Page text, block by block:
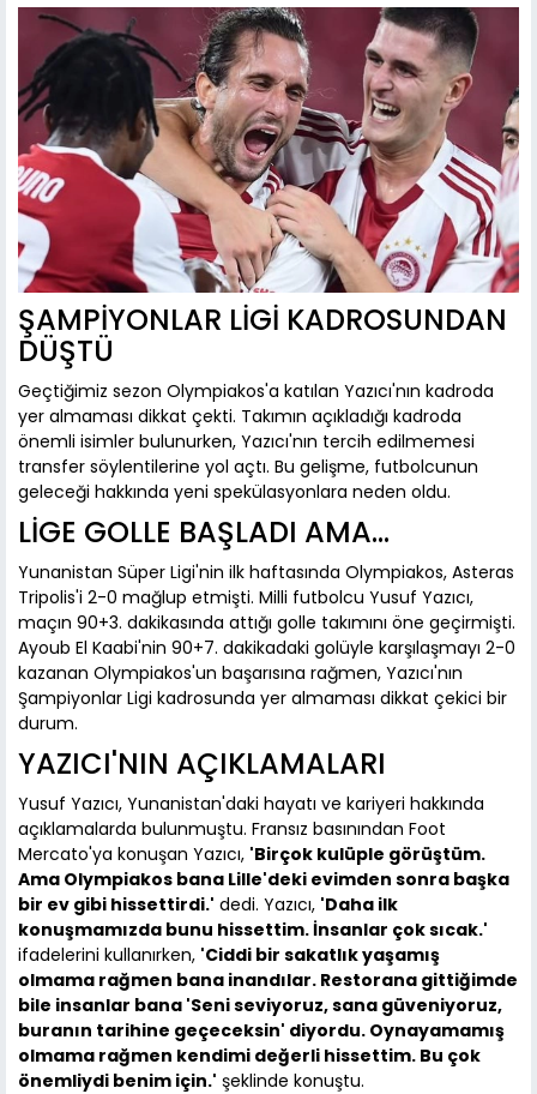
ŞAMPİYONLAR LİGİ KADROSUNDAN
DÜŞTÜ
Geçtiğimiz sezon Olympiakos'a katılan Yazıcı'nın kadroda
yer almaması dikkat çekti. Takımın açıkladığı kadroda
önemli isimler bulunurken, Yazıcı'nın tercih edilmemesi
transfer söylentilerine yol açtı. Bu gelişme, futbolcunun
geleceği hakkında yeni spekülasyonlara neden oldu.
LİGE GOLLE BAŞLADI AMA...
Yunanistan Süper Ligi'nin ilk haftasında Olympiakos, Asteras
Tripolis'i 2-0 mağlup etmişti. Milli futbolcu Yusuf Yazıcı,
maçın 90+3. dakikasında attığı golle takımını öne geçirmişti.
Ayoub El Kaabi'nin 90+7. dakikadaki golüyle karşılaşmayı 2-0
kazanan Olympiakos'un başarısına rağmen, Yazıcı'nın
Şampiyonlar Ligi kadrosunda yer almaması dikkat çekici bir
durum.
YAZICI'NIN AÇIKLAMALARI
Yusuf Yazıcı, Yunanistan'daki hayatı ve kariyeri hakkında
açıklamalarda bulunmuştu. Fransız basınından Foot
Mercato'ya konuşan Yazıcı, 'Birçok kulüple görüştüm.
Ama Olympiakos bana Lille'deki evimden sonra başka
bir ev gibi hissettirdi.' dedi. Yazıcı, 'Daha ilk
konuşmamızda bunu hissettim. İnsanlar çok sıcak.'
ifadelerini kullanırken, 'Ciddi bir sakatlık yaşamış
olmama rağmen bana inandılar. Restorana gittiğimde
bile insanlar bana 'Seni seviyoruz, sana güveniyoruz,
buranın tarihine geçeceksin' diyordu. Oynayamamış
olmama rağmen kendimi değerli hissettim. Bu çok
önemliydi benim için.' şeklinde konuştu.